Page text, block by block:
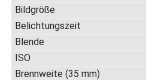
Bildgröße
Belichtungszeit
Blende
ISO
Brennweite (35 mm)